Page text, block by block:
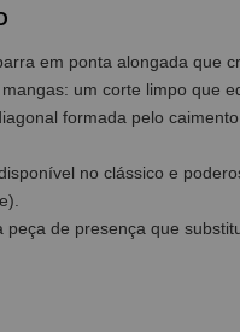
em ponta alongada que
um corte limpo que
formada pelo
no clássico e
peça de presença que